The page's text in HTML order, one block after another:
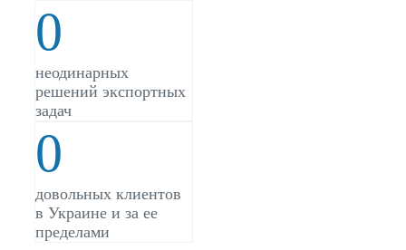
0
неодинарных
решений экспортных
задач
0
довольных клиентов
в Украине и за ее
пределами